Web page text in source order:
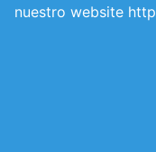
nuestro website